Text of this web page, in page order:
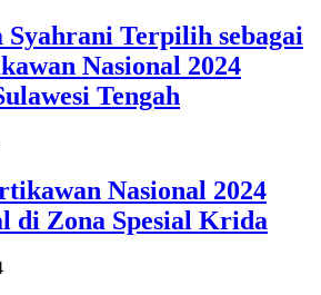
Syahrani Terpilih sebagai
Nasional 2024
Tengah
Nasional 2024
di Zona Spesial Krida